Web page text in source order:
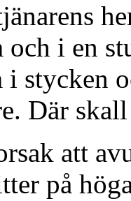
och i en
i stycken
Där
att
på